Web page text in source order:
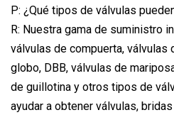
P: ¿Qué tipos de válvulas
R: Nuestra gama de suministro
válvulas de compuerta, válvulas
globo, DBB, válvulas de
de guillotina y otros tipos de
ayudar a obtener válvulas,